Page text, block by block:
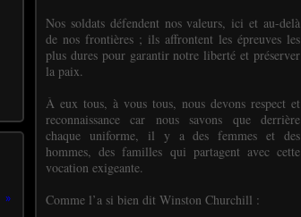
Nos soldats défendent nos valeurs, ici et au-delà
de nos frontières ; ils affrontent les épreuves les
plus dures pour garantir notre liberté et préserver
la paix.
À eux tous, à vous tous, nous devons respect et
reconnaissance car nous savons que derrière
chaque uniforme, il y a des femmes et des
hommes, des familles qui partagent avec cette
vocation exigeante.
Comme l’a si bien dit Winston Churchill :